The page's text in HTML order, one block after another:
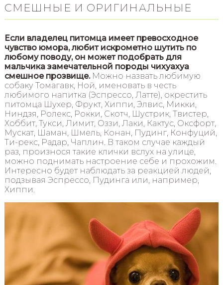
СМЕШНЫЕ И ОРИГИНАЛЬНЫЕ
Если владелец питомца имеет превосходное
чувство юмора, любит искрометно шутить по
любому поводу, он может подобрать для
мальчика замечательной породы чихуахуа
смешное прозвище.Можно назвать любимую
собаку Томагавк, Ной, именовать в честь
любимого напитка (Эспрессо, Латте), окрестить
питомца Шухер, Фрукт, Хиппи, Элвис, Микки,
Ниндзя, Ролекс, Рокки, Скотч, Шустрик, Твистер,
Хоббит, Тукси, Лимит, Оззи, Лаки, Кактус, Оксфорт,
Мускат, Шаман, Шмель, Конан, Пудинг, Конфуций,
Ти-рекс, Радар, Чаплин. В таком случае каждый
раз, произнося такие клички вслух на улице,
можно поднимать настроение себе и прохожим.
Интересно будет наблюдать за реакцией людей,
подзывая Эспрессо, Пудинга или, например,
Хиппи.